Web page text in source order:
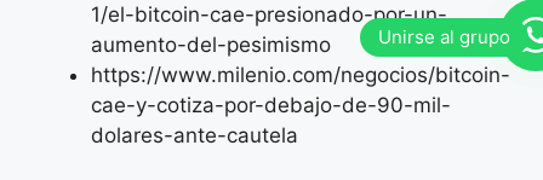
1/el-bitcoin-cae-presionado-por-un-
aumento-del-pesimismo
https://www.milenio.com/negocios/bitcoin-
cae-y-cotiza-por-debajo-de-90-mil-
dolares-ante-cautela